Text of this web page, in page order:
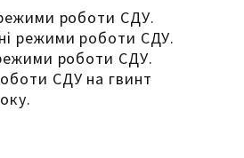
роботи СДУ.
режими роботи СДУ.
роботи СДУ.
СДУ на гвинт